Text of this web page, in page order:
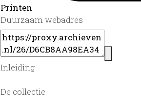
Printen
Duurzaam webadres
Inleiding
De collectie